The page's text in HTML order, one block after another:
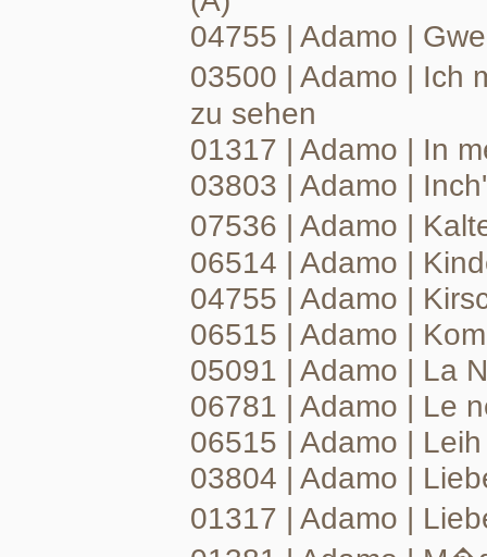
04755 | Adamo |
03500 | Adamo | Ich
zu sehen
01317 | Adamo | In
03803 | Adamo |
07536 | Adamo |
06514 | Adamo |
04755 | Adamo |
06515 | Adamo |
05091 | Adamo | La
06781 | Adamo | Le
06515 | Adamo |
03804 | Adamo |
01317 | Adamo |